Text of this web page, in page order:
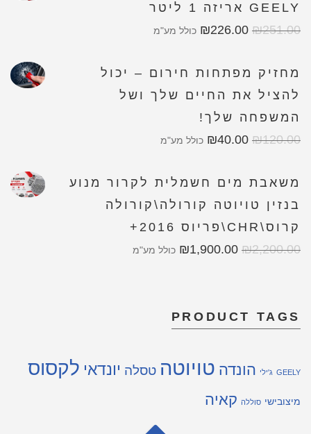
GEELY אריזה 1 ליטר
₪251.00
₪226.00 כולל מע"מ
מחזיק מפתחות חירום – יכול
להציל את החיים שלך ושל
המשפחה שלך!
₪120.00
₪40.00 כולל מע"מ
משאבת מים חשמלית לקרור מנוע
בנזין טויוטה קורולה\קורולה
קרוס\CHR\פריוס 2016+
₪2,200.00
₪1,900.00 כולל מע"מ
PRODUCT TAGS
GEELY ג'ילי הונדה טויוטה טסלה יונדאי לקסוס
מיצובישי סוללה קאיה